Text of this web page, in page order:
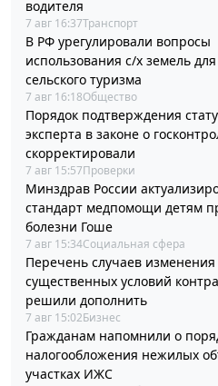
водителя
7 авг 16:37Транспорт
В РФ урегулировали вопросы
использования с/х земель для
сельского туризма
7 авг 16:18Общество
Порядок подтверждения
эксперта в законе о
скорректировали
7 авг 15:57Проверки
Минздрав России
стандарт медпомощи детям
болезни Гоше
7 авг 15:34Социальная сфера
Перечень случаев изменения
существенных условий
решили дополнить
7 авг 15:02Бизнес
Гражданам напомнили о
налогообложения нежилых
участках ИЖС